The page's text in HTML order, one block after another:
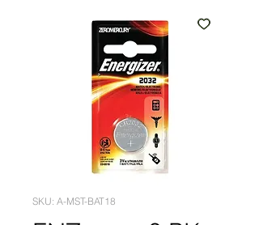
SKU: A-MST-BAT18